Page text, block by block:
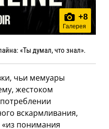
+8
Галерея
«Ты думал, что знал».
чьи мемуары
жестоком
вскармливания,
«из понимания